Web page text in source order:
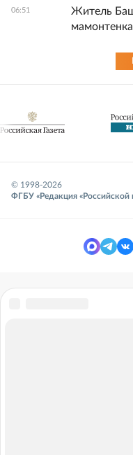
06:51
Житель
мамонтенка
© 1998-2026
ФГБУ «Редакция «Российской